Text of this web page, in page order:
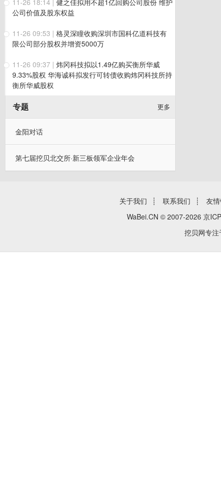
11-26 18:14 | 健之佳拟用不超1亿回购公司股份 维护
公司价值及股东权益
11-26 09:53 | 格灵深瞳收购深圳市国科亿道科技有
限公司部分股权并增资5000万
11-26 09:37 | 炜冈科技拟以1.49亿购买衡所华威
9.33%股权 华海诚科拟发行可转债收购炜冈科技所持
衡所华威股权
专题 更多
金阳对话
第七届挖贝北交所·新三板领军企业年会
关于我们 ┊ 联系我们 ┊
友
WaBei.CN © 2007-2026 京
挖贝网专